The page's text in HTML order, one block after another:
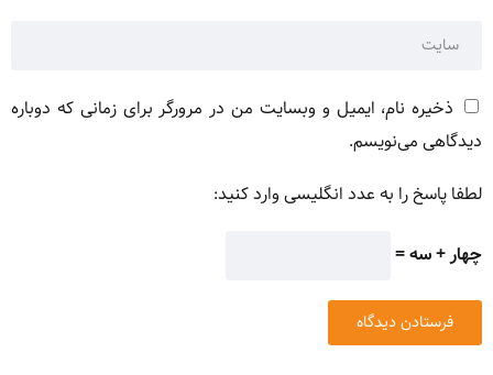
ذخیره نام، ایمیل و وبسایت من در مرورگر برای زمانی که دوباره
دیدگاهی می‌نویسم.
لطفا پاسخ را به عدد انگلیسی وارد کنید:
چهار + سه =